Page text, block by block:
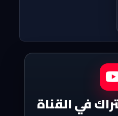
في القناة